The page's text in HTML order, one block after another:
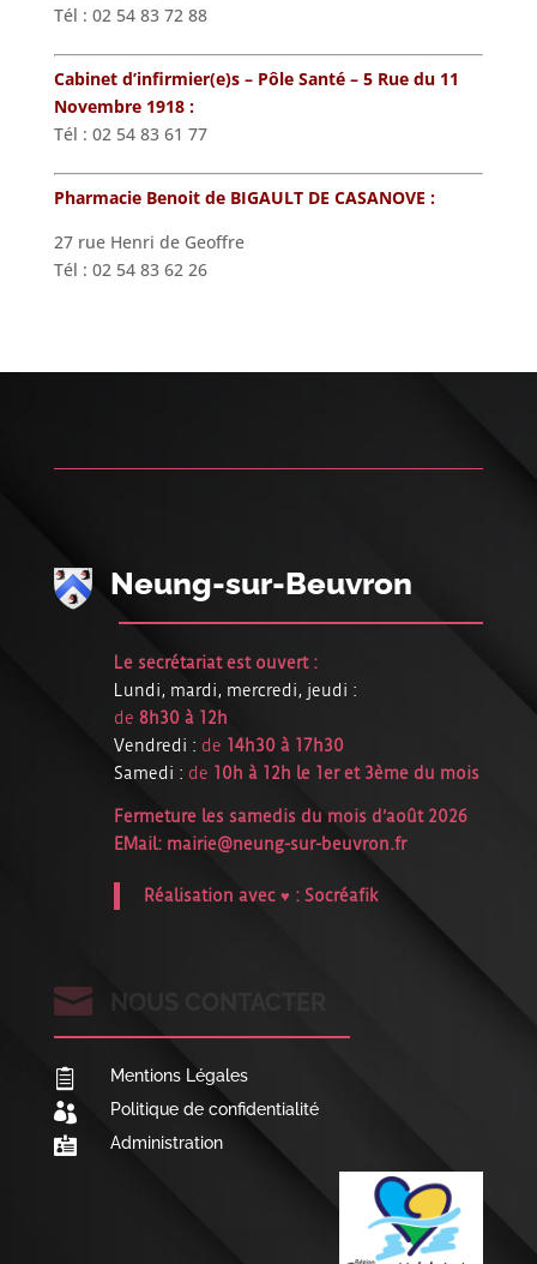
Tél : 02 54 83 72 88
Cabinet d’infirmier(e)s – Pôle Santé – 5 Rue du 11
Novembre 1918 :
Tél : 02 54 83 61 77
Pharmacie Benoit de BIGAULT DE CASANOVE :
27 rue Henri de Geoffre
Tél : 02 54 83 62 26
Neung-sur-Beuvron
Le secrétariat est ouvert :
Lundi, mardi, mercredi, jeudi :
de 8h30 à 12h
Vendredi : de 14h30 à 17h30
Samedi : de 10h à 12h le 1er et 3ème du mois
Fermeture les samedis du mois d’août 2026
EMail: mairie@neung-sur-beuvron.fr
Réalisation avec ♥ : Socréafik
 NOUS CONTACTER
 Mentions Légales
 Politique de confidentialité
 Administration